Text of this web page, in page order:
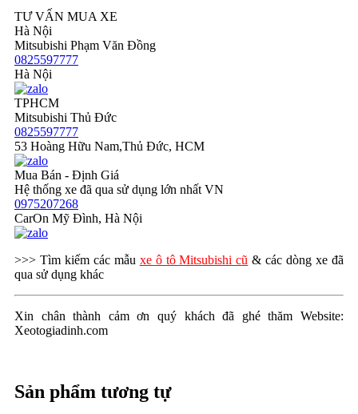
TƯ VẤN MUA XE
Hà Nội
Mitsubishi Phạm Văn Đồng
0825597777
Hà Nội
TPHCM
Mitsubishi Thủ Đức
0825597777
53 Hoàng Hữu Nam,Thủ Đức, HCM
Mua Bán - Định Giá
Hệ thống xe đã qua sử dụng lớn nhất VN
0975207268
CarOn Mỹ Đình, Hà Nội
>>> Tìm kiếm các mẫu xe ô tô Mitsubishi cũ & các dòng xe đã
qua sử dụng khác
Xin chân thành cảm ơn quý khách đã ghé thăm Website:
Xeotogiadinh.com
Sản phẩm tương tự